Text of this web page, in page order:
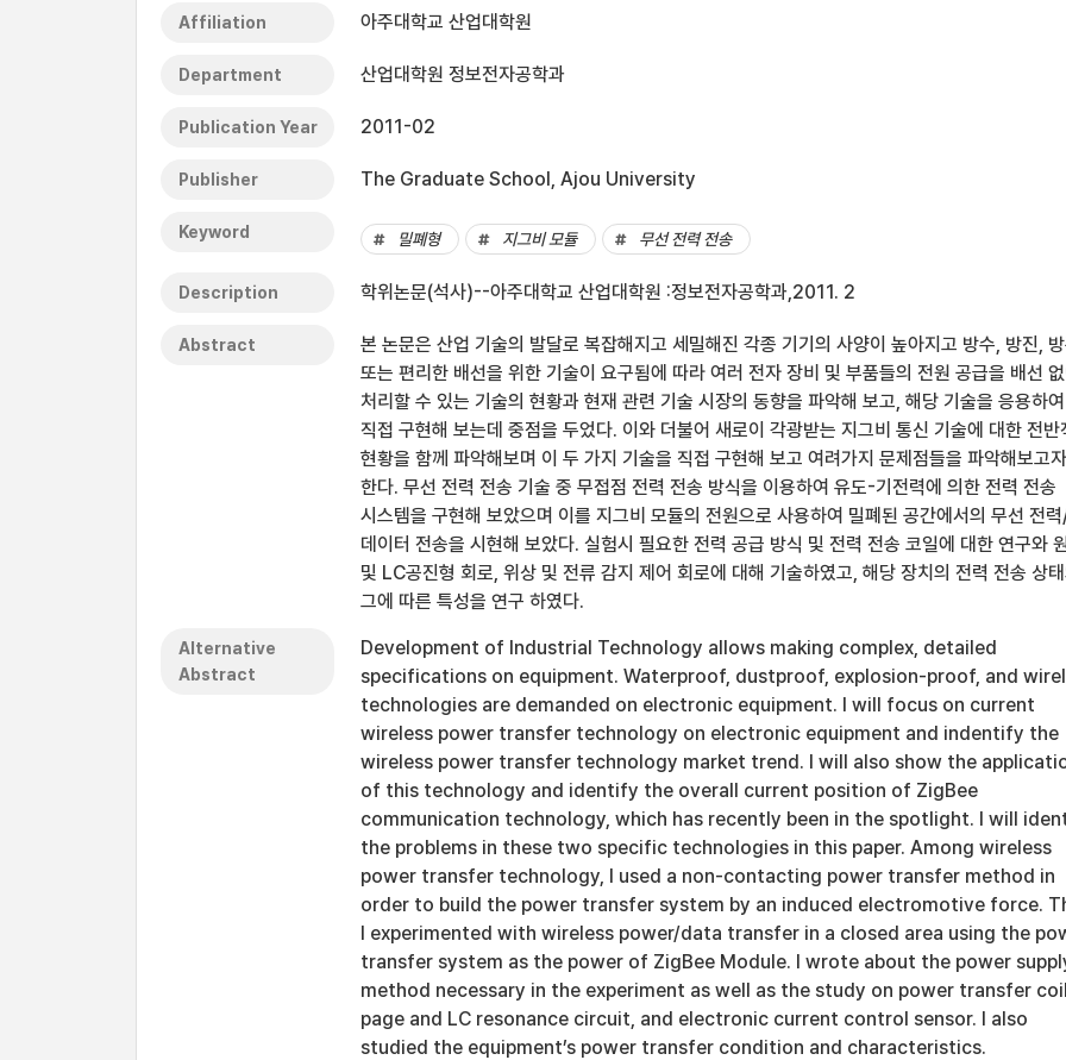
Affiliation 아주대학교 산업대학원
Department 산업대학원 정보전자공학과
Publication Year 2011-02
Publisher The Graduate School, Ajou University
Keyword 밀폐형 지그비 모듈 무선 전력 전송
Description 학위논문(석사)--아주대학교 산업대학원 :정보전자공학과,2011. 2
Abstract
본 논문은 산업 기술의 발달로 복잡해지고 세밀해진 각종 기기의 사양이 높아지고 방수, 방진,
또는 편리한 배선을 위한 기술이 요구됨에 따라 여러 전자 장비 및 부품들의 전원 공급을 배선 없
처리할 수 있는 기술의 현황과 현재 관련 기술 시장의 동향을 파악해 보고, 해당 기술을 응용하여
직접 구현해 보는데 중점을 두었다. 이와 더불어 새로이 각광받는 지그비 통신 기술에 대한 전반
현황을 함께 파악해보며 이 두 가지 기술을 직접 구현해 보고 여려가지 문제점들을 파악해보고자
한다. 무선 전력 전송 기술 중 무접점 전력 전송 방식을 이용하여 유도-기전력에 의한 전력 전송
시스템을 구현해 보았으며 이를 지그비 모듈의 전원으로 사용하여 밀폐된 공간에서의 무선 전
데이터 전송을 시현해 보았다. 실험시 필요한 전력 공급 방식 및 전력 전송 코일에 대한 연구와
및 LC공진형 회로, 위상 및 전류 감지 제어 회로에 대해 기술하였고, 해당 장치의 전력 전송 상
그에 따른 특성을 연구 하였다.
Alternative
Abstract
Development of Industrial Technology allows making complex, detailed
specifications on equipment. Waterproof, dustproof, explosion-proof, and
technologies are demanded on electronic equipment. I will focus on current
wireless power transfer technology on electronic equipment and indentify the
wireless power transfer technology market trend. I will also show the
of this technology and identify the overall current position of ZigBee
communication technology, which has recently been in the spotlight. I will
the problems in these two specific technologies in this paper. Among wireless
power transfer technology, I used a non-contacting power transfer method in
order to build the power transfer system by an induced electromotive force.
I experimented with wireless power/data transfer in a closed area using the
transfer system as the power of ZigBee Module. I wrote about the power
method necessary in the experiment as well as the study on power transfer
page and LC resonance circuit, and electronic current control sensor. I also
studied the equipment’s power transfer condition and characteristics.